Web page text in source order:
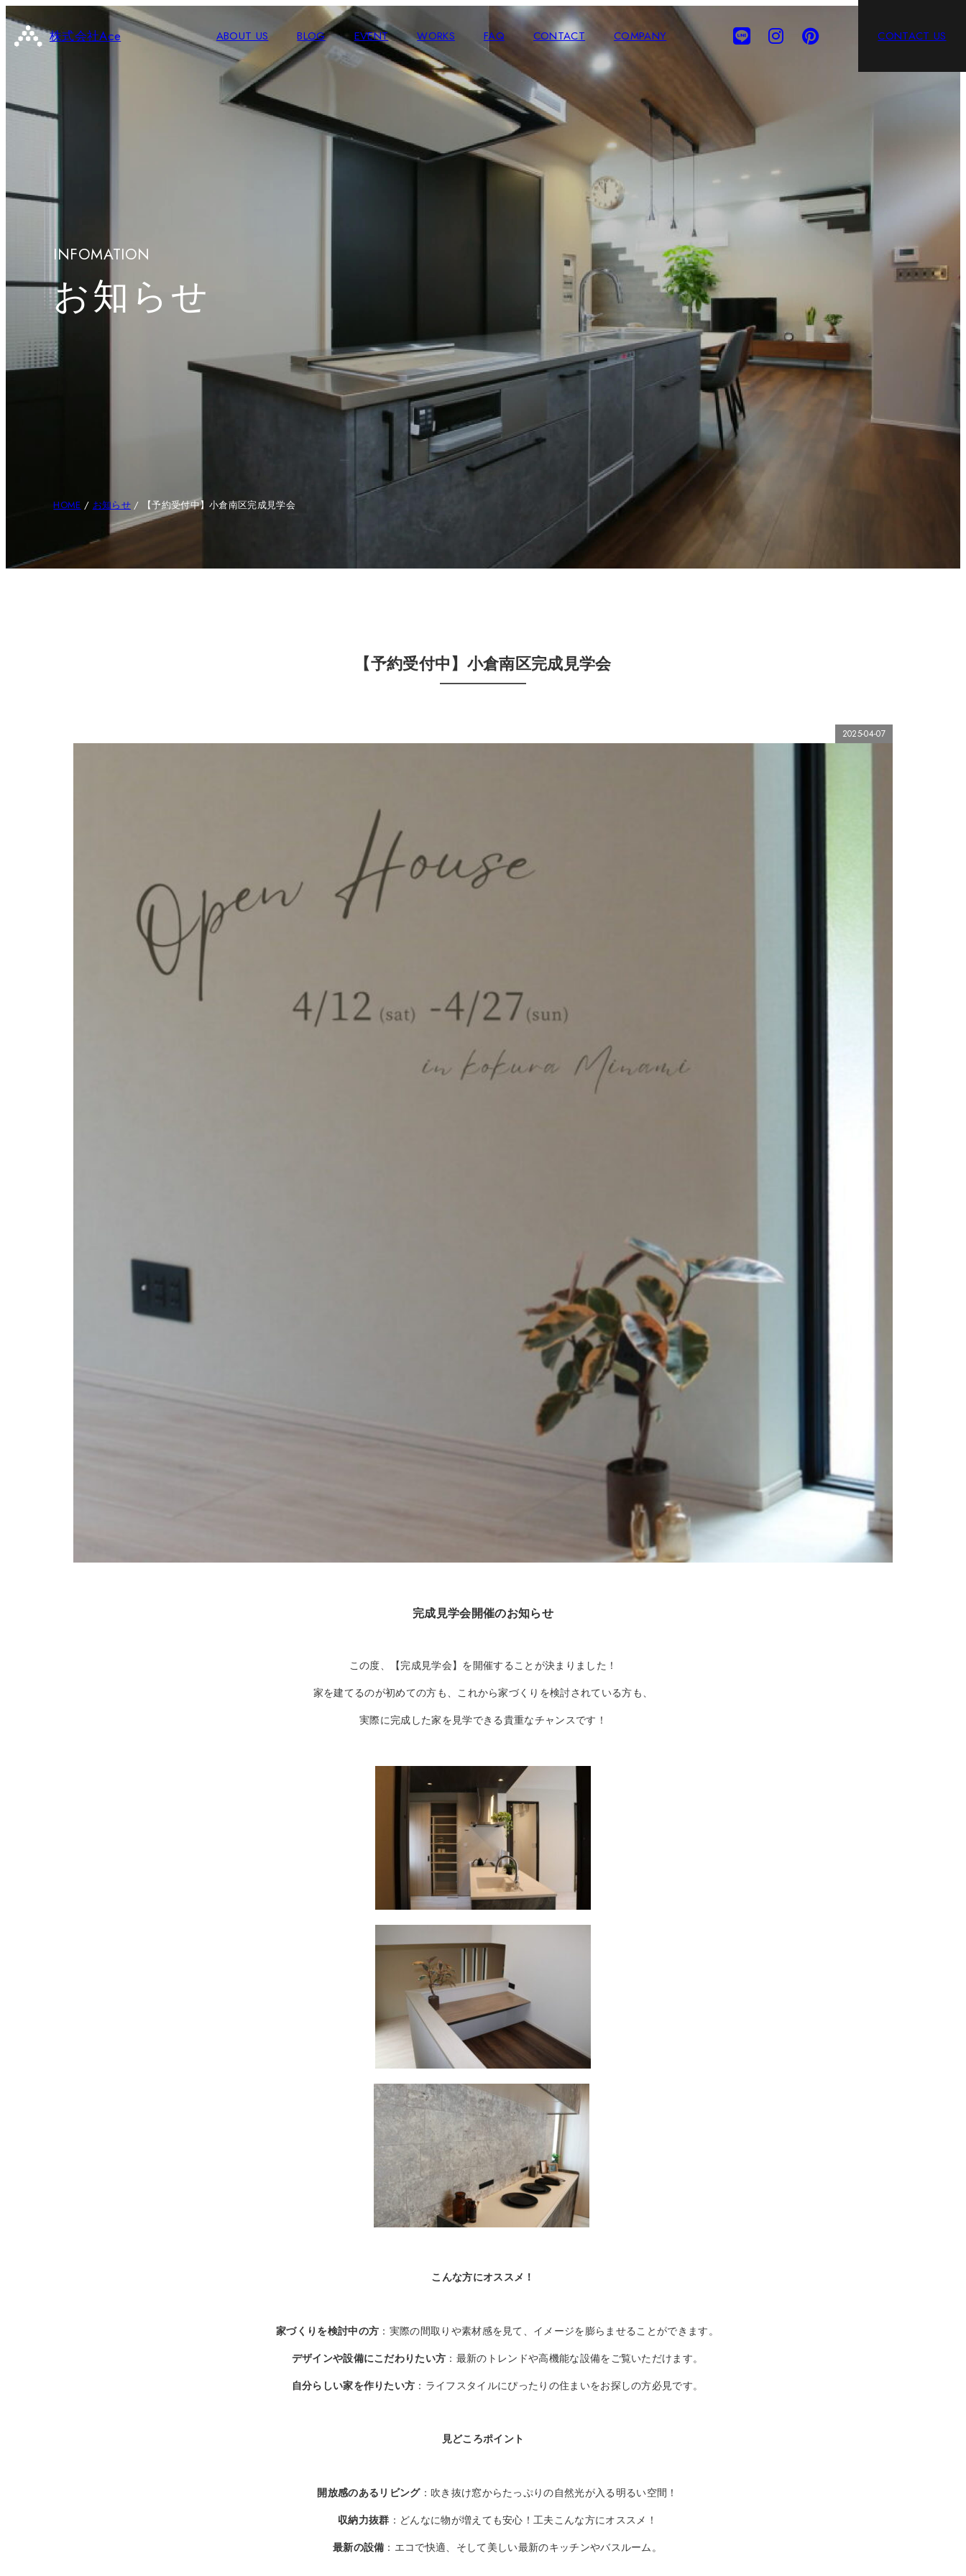
株式会社Ace ABOUT US BLOG EVENT WORKS FAQ CONTACT COMPANY CONTACT US
INFOMATION
お知らせ
HOME / お知らせ/ 【予約受付中】小倉南区完成見学会
【予約受付中】小倉南区完成見学会
2025-04-07
完成見学会開催のお知らせ
この度、【完成見学会】を開催することが決まりました！
家を建てるのが初めての方も、これから家づくりを検討されている方も、
実際に完成した家を見学できる貴重なチャンスです！
こんな方にオススメ！
家づくりを検討中の方 ：実際の間取りや素材感を見て、イメージを膨らませることができます。
デザインや設備にこだわりたい方 ：最新のトレンドや高機能な設備をご覧いただけます。
自分らしい家を作りたい方 ：ライフスタイルにぴったりの住まいをお探しの方必見です。
見どころポイント
開放感のあるリビング：吹き抜け窓からたっぷりの自然光が入る明るい空間！
収納力抜群 ：どんなに物が増えても安心！工夫こんな方にオススメ！
最新の設備 ：エコで快適、そして美しい最新のキッチンやバスルーム。